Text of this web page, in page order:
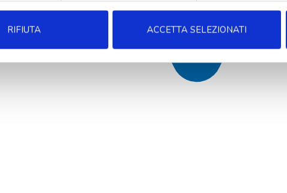
RIFIUTA ACCETTA SELEZIONATI